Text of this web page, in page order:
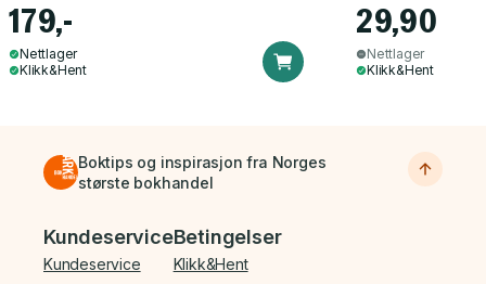
179,-
Nettlager
Klikk&Hent
29,90
Nettlager
Klikk&Hent
Boktips og inspirasjon fra Norges
største bokhandel
Bunnmeny
Kundeservice
Kundeservice
Betingelser
Klikk&Hent